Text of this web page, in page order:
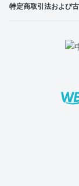
特定商取引法および